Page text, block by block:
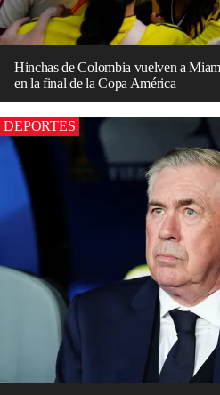
Hinchas de Colombia vuelven a
en la final de la Copa América
DEPORTES